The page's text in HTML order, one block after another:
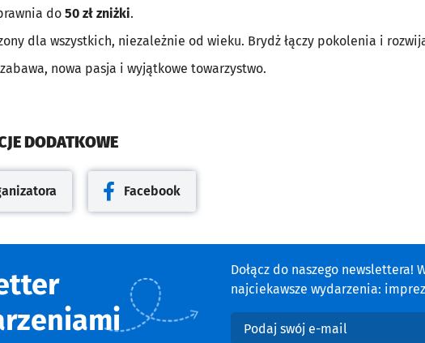
do 50 zł zniżki.
dla wszystkich, niezależnie od wieku. Brydż łączy pokolenia i
nowa pasja i wyjątkowe towarzystwo.
DODATKOWE
karcie Otwiera się w nowej karcie
Facebook
Dołącz do naszego newslettera!
najciekawsze wydarzenia:
Podaj swój e-mail